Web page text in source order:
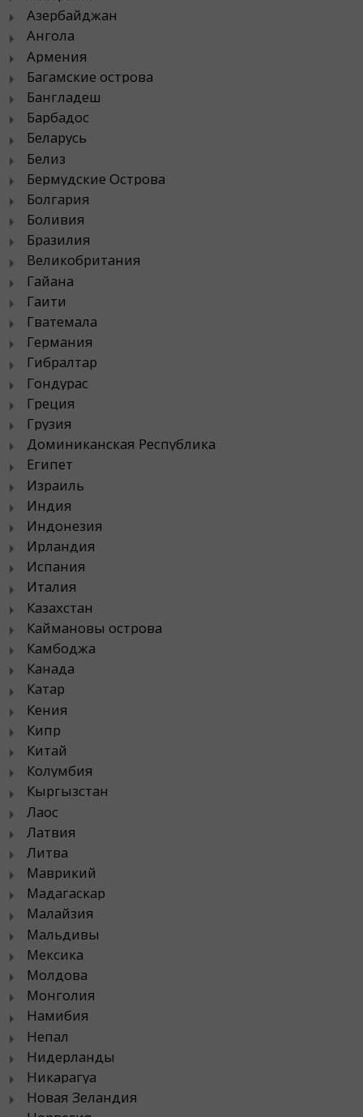
Азербайджан
Ангола
Армения
Багамские острова
Бангладеш
Барбадос
Беларусь
Белиз
Бермудские Острова
Болгария
Боливия
Бразилия
Великобритания
Гайана
Гаити
Гватемала
Германия
Гибралтар
Гондурас
Греция
Грузия
Доминиканская Республика
Египет
Израиль
Индия
Индонезия
Ирландия
Испания
Италия
Казахстан
Каймановы острова
Камбоджа
Канада
Катар
Кения
Кипр
Китай
Колумбия
Кыргызстан
Лаос
Латвия
Литва
Маврикий
Мадагаскар
Малайзия
Мальдивы
Мексика
Молдова
Монголия
Намибия
Непал
Нидерланды
Никарагуа
Новая Зеландия